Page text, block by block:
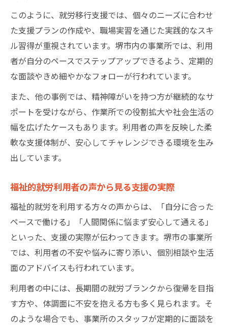
このように、就労移行支援では、個々のニーズに合わせ
た支援プランの作成や、職場実習を通じた実践的なスキ
ル習得が重視されています。堺市内の事業所では、利用
者が自分のペースでステップアップできるよう、定期的
な面談やきめ細やかなフォローが行われています。
また、他の事例では、精神障がいを持つ方が継続的なサ
ポートを受けながら、作業所での役割拡大や社会生活の
幅を広げたケースもあります。利用者の声を反映した柔
軟な支援体制が、安心してチャレンジできる環境を生み
出しています。
福祉的就労利用者の声から見る支援の実際
福祉的就労を利用する方々の声からは、「自分に合った
ペースで働ける」「人間関係に悩まず安心して通える」
といった、支援の実際が伝わってきます。堺市の事業所
では、利用者の不安や悩みに寄り添い、個別相談や生活
面のアドバイスも行われています。
利用者の中には、長期間の就労ブランクから復帰を目指
す方や、体調面に不安を抱える方も多く見られます。そ
のような場合でも、事業所のスタッフが定期的に面談を